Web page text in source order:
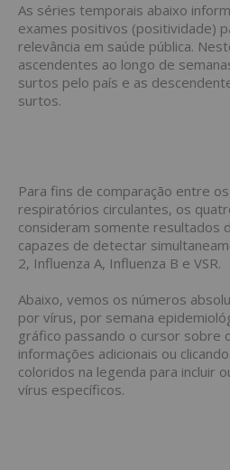
As séries temporais abaixo
exames positivos (positividade)
relevância em saúde pública.
ascendentes ao longo de
surtos pelo país e as
surtos.
Para fins de comparação entre
respiratórios circulantes, os
consideram somente resultados
capazes de detectar
2, Influenza A, Influenza B e VSR.
Abaixo, vemos os números
por vírus, por semana
gráfico passando o cursor sobre
informações adicionais ou
coloridos na legenda para incluir
vírus específicos.